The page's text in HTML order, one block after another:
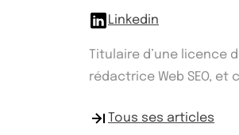
Linkedin
Titulaire d’une licence
rédactrice Web SEO, et
Tous ses articles